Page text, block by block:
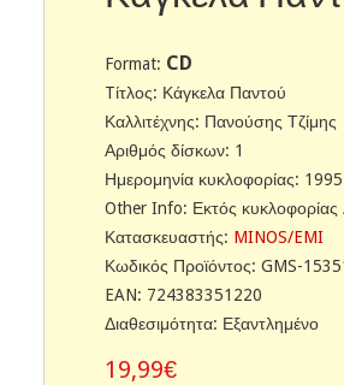
Format: CD
Tίτλος: Κάγκελα Παντού
Καλλιτέχνης: Πανούσης Τζίμης
Αριθμός δίσκων: 1
Ημερομηνία κυκλοφορίας: 1995
Other Info: Εκτός κυκλοφορίας
Κατασκευαστής: MINOS/EMI
Κωδικός Προϊόντος: GMS-
EAN: 724383351220
Διαθεσιμότητα: Εξαντλημένο
19,99€